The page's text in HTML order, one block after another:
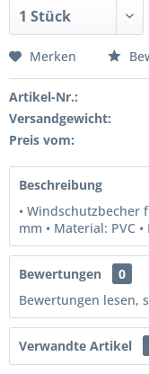
Merken
Artikel-Nr.:
Versandgewicht:
Preis vom:
Beschreibung
• Windschutzbecher
mm • Material: PVC
Bewertungen
0
Bewertungen lesen,
Verwandte Artikel